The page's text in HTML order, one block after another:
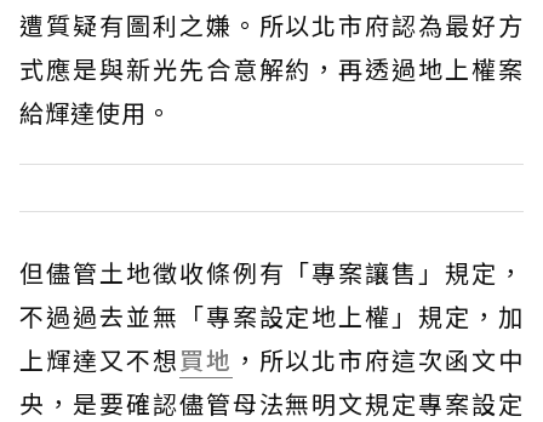
遭質疑有圖利之嫌。所以北市府認為最好方
式應是與新光先合意解約，再透過地上權案
給輝達使用。
但儘管土地徵收條例有「專案讓售」規定，
不過過去並無「專案設定地上權」規定，加
上輝達又不想買地 ，所以北市府這次函文中
央，是要確認儘管母法無明文規定專案設定